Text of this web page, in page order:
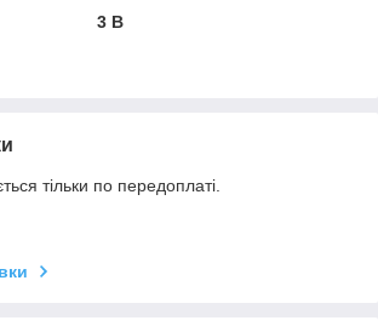
3 В
тільки по передоплаті.